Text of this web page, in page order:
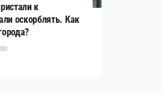
к
оскорблять. Как